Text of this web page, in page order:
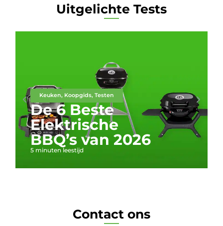
Uitgelichte Tests
Keuken, Koopgids,Testen
De 6 Beste
Elektrische
BBQ’s van 2026
5 minuten leestijd
Contact ons